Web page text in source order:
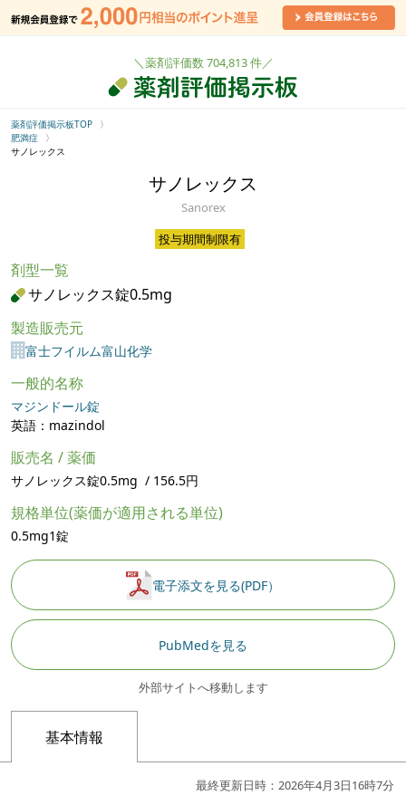
＼薬剤評価数 704,813 件／
薬剤評価掲示板TOP
肥満症
サノレックス
サノレックス
Sanorex
投与期間制限有
剤型一覧
サノレックス錠0.5mg
製造販売元
富士フイルム富山化学
一般的名称
マジンドール錠
英語：mazindol
販売名 / 薬価
サノレックス錠0.5mg / 156.5円
規格単位(薬価が適用される単位)
0.5mg1錠
電子添文を見る(PDF）
PubMedを見る
外部サイトへ移動します
基本情報
最終更新日時：2026年4月3日16時7分